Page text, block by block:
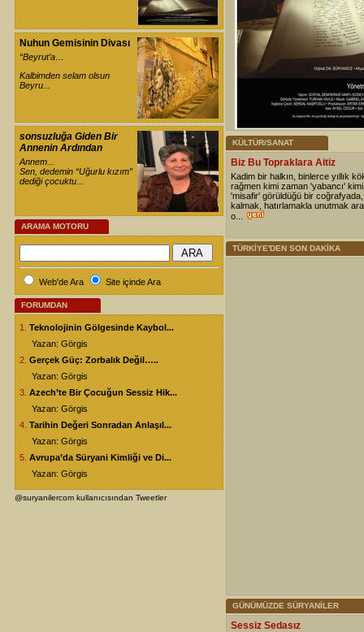
Nuhun Gemisinin Divası
“Beyrut’a…
Kalbimden selam olsun
Beyru...
sonsuzluğa Giden Bir
Annenin Ardından
Annem...
Sen, dedemin “Uğurlu kızım”
dediği çocuktu...
ARAMA MOTORU
Web'de Ara Site içinde Ara
FORUMDAN
1.
Teknolojinin Gölgesinde Kaybol...
Yazan: Görgis
2. Gerçek Güç: Zorbalık Değil…..
Yazan: Görgis
3. Azech’te Bir Çocuğun Sessiz Hik...
Yazan: Görgis
4. Tarihin Değeri Sonradan Anlaşıl...
Yazan: Görgis
5. Avrupa’da Süryani Kimliği ve Di...
Yazan: Görgis
@suryanilercom kullanıcısından Tweetler
KÜLTÜR/SANAT
Biz Bu Topraklara Aitiz
Kadim bir halkın, binlerce yıllık
rağmen kimi zaman 'yabancı'
'misafir' görüldüğü bir
kalmak, hatırlamakla unutmak
o...
TÜRKİYE'DEN SON DAKİKA
GÜNÜMÜZDE SÜRYANİLER
Sessiz Sedasız